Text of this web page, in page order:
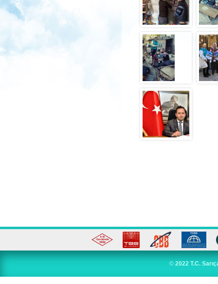
©2022 T.C.